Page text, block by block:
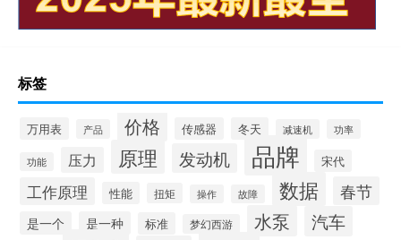
标签
万用表 产品 价格 传感器 冬天 减速机 功率
功能 压力 原理 发动机 品牌 宋代
工作原理 性能 扭矩 操作 故障 数据 春节
是一个 是一种 标准 梦幻西游 水泵 汽车